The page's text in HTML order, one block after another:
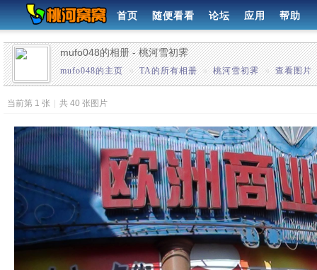
首页 随便看看 论坛 应用 帮助
mufo048的相册 - 桃河雪初霁
mufo048的主页 » TA的所有相册 » 桃河雪初霁 » 查看图片
当前第 1 张 共 40 张图片